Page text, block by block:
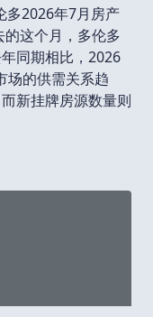
多2026年7月房产
这个月，多伦多
同期相比，2026
场的供需关系趋
新挂牌房源数量则